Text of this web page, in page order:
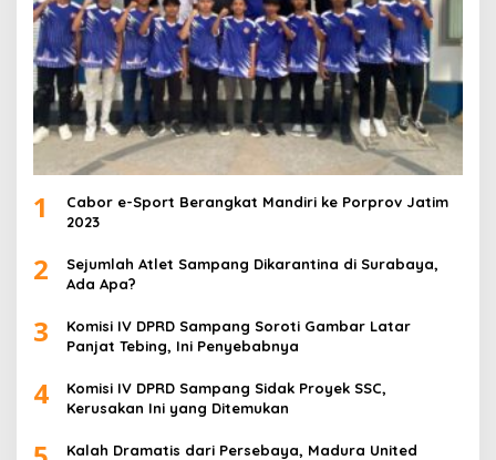
1
Cabor e-Sport Berangkat Mandiri ke Porprov Jatim
2023
2
Sejumlah Atlet Sampang Dikarantina di Surabaya,
Ada Apa?
3
Komisi IV DPRD Sampang Soroti Gambar Latar
Panjat Tebing, Ini Penyebabnya
4
Komisi IV DPRD Sampang Sidak Proyek SSC,
Kerusakan Ini yang Ditemukan
Kalah Dramatis dari Persebaya, Madura United